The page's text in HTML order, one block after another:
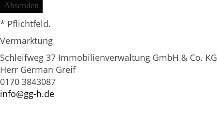
* Pflichtfeld.
Vermarktung
Schleifweg 37 Immobilienverwaltung GmbH & Co. KG
Herr German Greif
0170 3843087
info@gg-h.de